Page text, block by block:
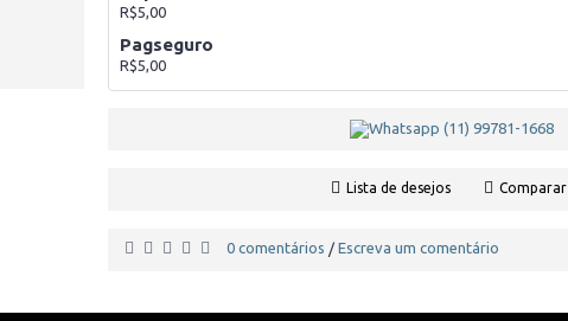
R$5,00
Pagseguro
R$5,00
Lista de desejos Comparar
0 comentários / Escreva um comentário